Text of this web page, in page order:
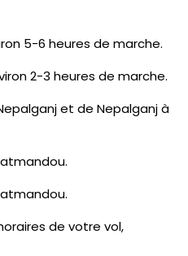
5-6 heures de marche.
2-3 heures de marche.
et de Nepalganj à
de votre vol,